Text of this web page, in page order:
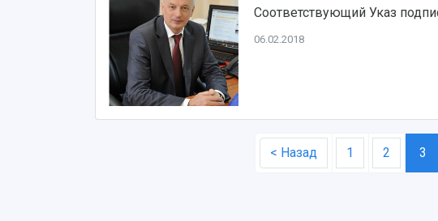
Соответствующий Указ
06.02.2018
< Назад 1 2 3